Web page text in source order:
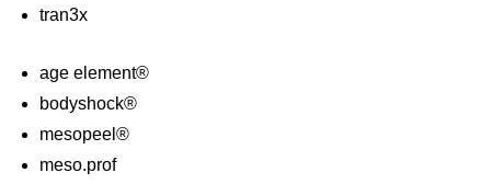
tran3x
age element®
bodyshock®
mesopeel®
meso.prof